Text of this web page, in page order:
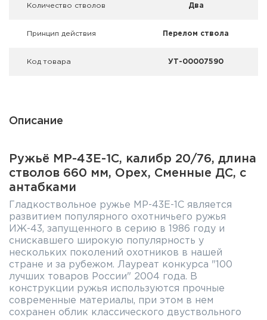
Комплекты
Количество стволов Два
Принцип действия Перелом ствола
Код товара УТ-00007590
Описание
Ружьё МР-43Е-1С, калибр 20/76, длина
стволов 660 мм, Орех, Сменные ДС, с
антабками
Гладкоствольное ружье МР-43Е-1С является
развитием популярного охотничьего ружья
ИЖ-43, запущенного в серию в 1986 году и
снискавшего широкую популярность у
нескольких поколений охотников в нашей
стране и за рубежом. Лауреат конкурса "100
лучших товаров России" 2004 года. В
конструкции ружья используются прочные
современные материалы, при этом в нем
сохранен облик классического двуствольного